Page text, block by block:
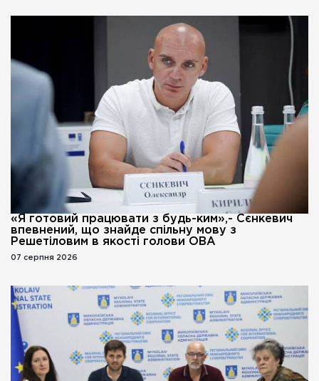
«Я готовий працювати з будь-ким»,- Сєнкевич
впевнений, що знайде спільну мову з
Решетіловим в якості голови ОВА
07 серпня 2026